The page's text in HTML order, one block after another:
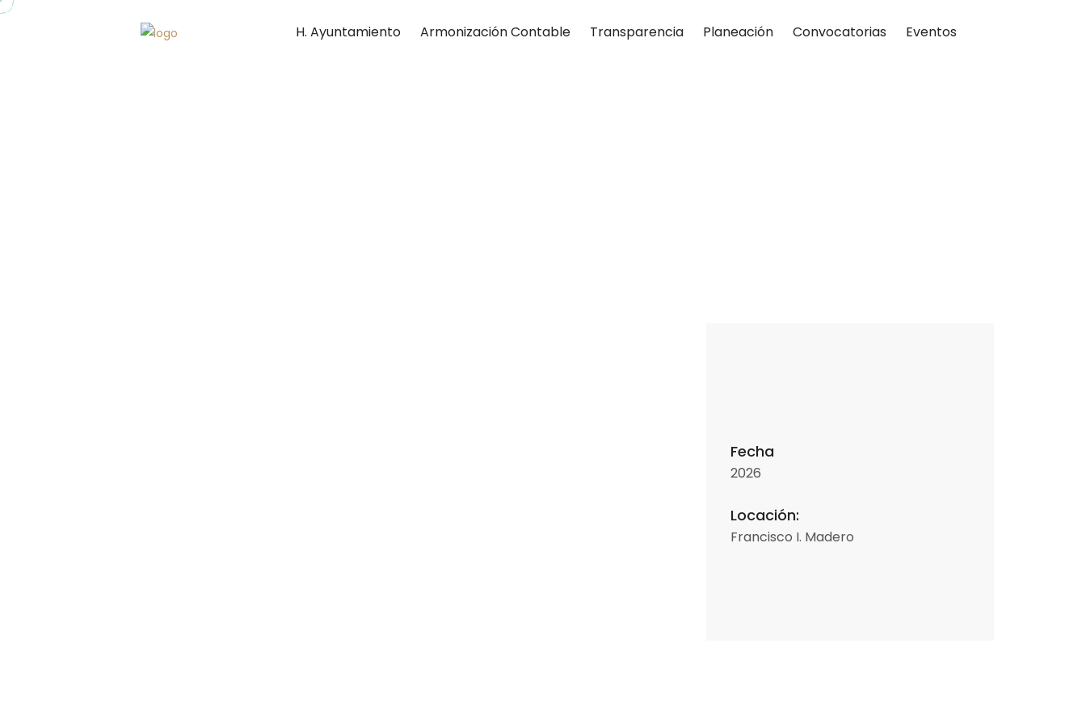
H. Ayuntamiento Armonización Contable Transparencia Planeación Convocatorias Eventos
Fecha
2026
Locación:
Francisco I. Madero